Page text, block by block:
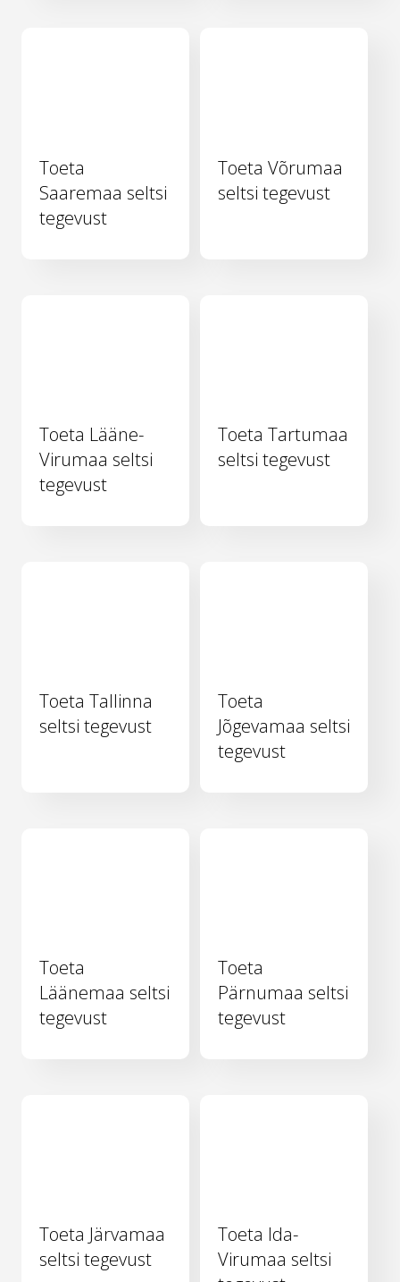
Toeta
Saaremaa seltsi
tegevust
Toeta Võrumaa
seltsi tegevust
Toeta Lääne-
Virumaa seltsi
tegevust
Toeta Tartumaa
seltsi tegevust
Toeta Tallinna
seltsi tegevust
Toeta
Jõgevamaa seltsi
tegevust
Toeta
Läänemaa seltsi
tegevust
Toeta
Pärnumaa seltsi
tegevust
Toeta Järvamaa
seltsi tegevust
Toeta Ida-
Virumaa seltsi